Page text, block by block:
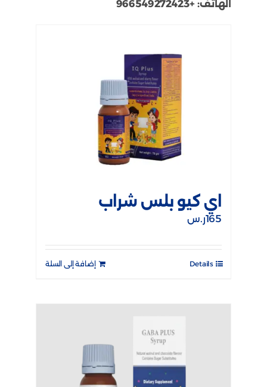
الهاتف:+966549272423
اي كيو بلس شراب
165ر.س
إضافة إلى السلة Details